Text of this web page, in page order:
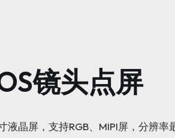
镜头点屏
液晶屏，支持RGB、MIPI屏，分辨率